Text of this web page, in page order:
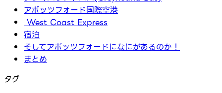
アボッツフォード国際空港
West Coast Express
宿泊
そしてアボッツフォードになにがあるのか！
まとめ
タグ